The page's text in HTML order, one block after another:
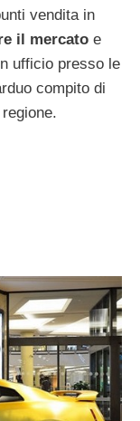
vendita in
il mercato e
ufficio presso le
compito di